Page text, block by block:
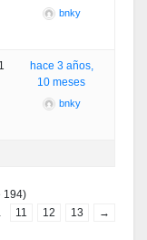
bnky
1
hace 3 años,
10 meses
bnky
194)
11 12 13 →